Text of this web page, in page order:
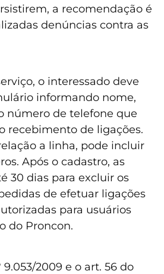
a recomendação é
denúncias contra as
o interessado deve
informando nome,
número de telefone que
recebimento de ligações.
a linha, pode incluir
Após o cadastro, as
30 dias para excluir os
de efetuar ligações
para usuários
do Proncon.
2009 e o art. 56 do